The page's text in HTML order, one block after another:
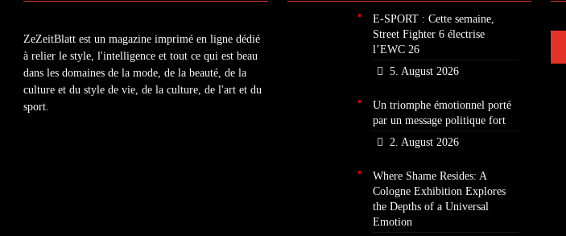
ZeZeitBlatt est un magazine imprimé en ligne dédié
à relier le style, l'intelligence et tout ce qui est beau
dans les domaines de la mode, de la beauté, de la
culture et du style de vie, de la culture, de l'art et du
sport.
E-SPORT : Cette semaine,
Street Fighter 6 électrise
l’EWC 26
5. August 2026
Un triomphe émotionnel porté
par un message politique fort
2. August 2026
Where Shame Resides: A
Cologne Exhibition Explores
the Depths of a Universal
Emotion